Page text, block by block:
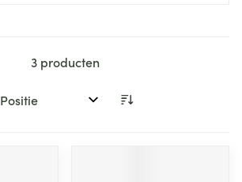
3producten
Sorteer op: